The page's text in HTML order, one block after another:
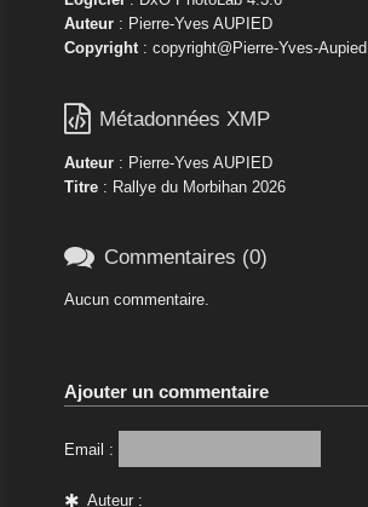
Auteur: Pierre-Yves AUPIED
Copyright: copyright@Pierre-Yves-Aupied
 Métadonnées XMP
Auteur: Pierre-Yves AUPIED
Titre: Rallye du Morbihan 2026
 Commentaires (0)
Aucun commentaire.
Ajouter un commentaire
Email :
Auteur :